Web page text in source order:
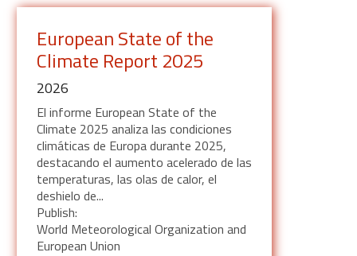
European State of the
Climate Report 2025
2026
El informe European State of the
Climate 2025 analiza las condiciones
climáticas de Europa durante 2025,
destacando el aumento acelerado de las
temperaturas, las olas de calor, el
deshielo de...
Publish:
World Meteorological Organization and
European Union